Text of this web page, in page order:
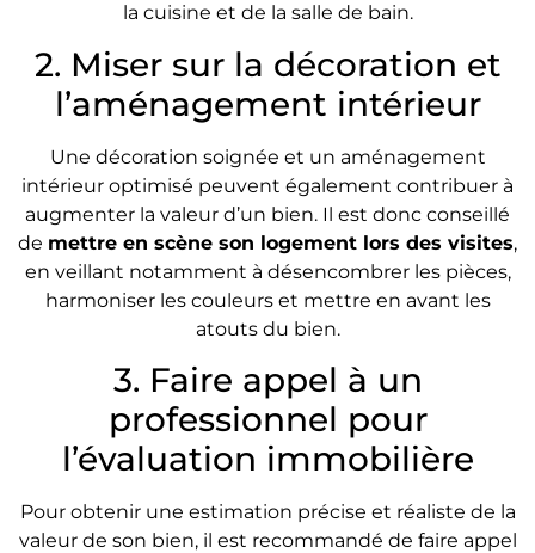
la cuisine et de la salle de bain.
2. Miser sur la décoration et
l’aménagement intérieur
Une décoration soignée et un aménagement
intérieur optimisé peuvent également contribuer à
augmenter la valeur d’un bien. Il est donc conseillé
de mettre en scène son logement lors des visites,
en veillant notamment à désencombrer les pièces,
harmoniser les couleurs et mettre en avant les
atouts du bien.
3. Faire appel à un
professionnel pour
l’évaluation immobilière
Pour obtenir une estimation précise et réaliste de la
valeur de son bien, il est recommandé de faire appel